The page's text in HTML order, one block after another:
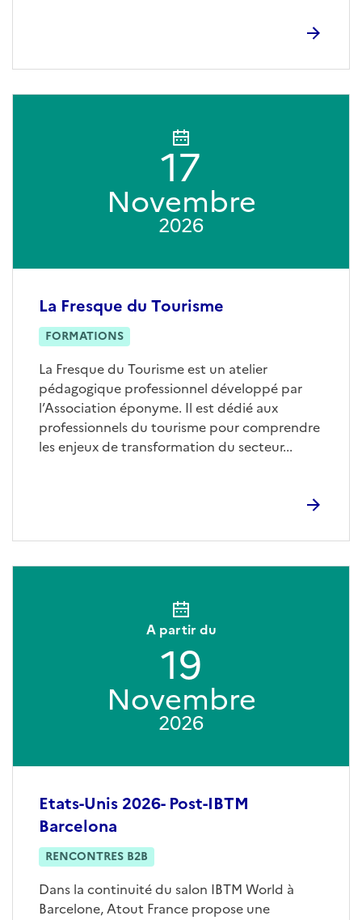
La Fresque du Tourisme
FORMATIONS
La Fresque du Tourisme est un atelier
pédagogique professionnel développé par
l’Association éponyme. Il est dédié aux
professionnels du tourisme pour comprendre
les enjeux de transformation du secteur...
17
Novembre
2026
Etats-Unis 2026- Post-IBTM
Barcelona
RENCONTRES B2B
Dans la continuité du salon IBTM World à
Barcelone, Atout France propose une
A partir du
19
Novembre
2026